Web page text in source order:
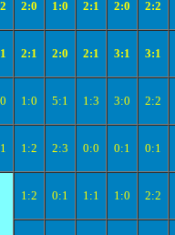
2:0 1:0 2:1 2:0 2:2
2:1 2:0 2:1 3:1 3:1
1:0 5:1 1:3 3:0 2:2
1:2 2:3 0:0 0:1 0:1
1:2 0:1 1:1 1:0 2:2